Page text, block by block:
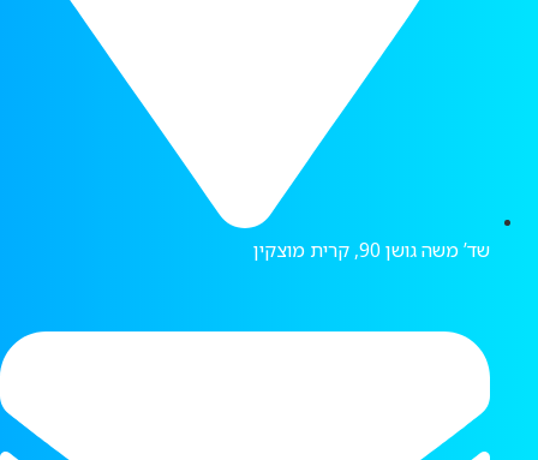
שד’ משה גושן 90, קרית מוצקין